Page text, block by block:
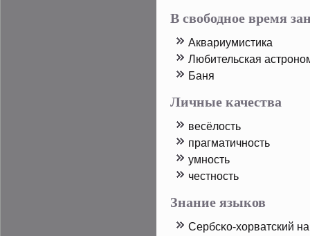
В свободное время
Аквариумистика
Любительская
Баня
Личные качества
весёлость
прагматичность
умность
честность
Знание языков
Сербсκо-хорватский